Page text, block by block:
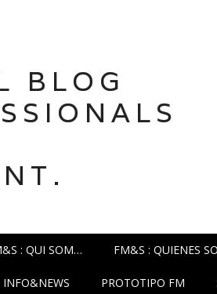
BLOG
: QUI SOM… FM&S : QUIENES
INFO&NEWS PROTOTIPO FM